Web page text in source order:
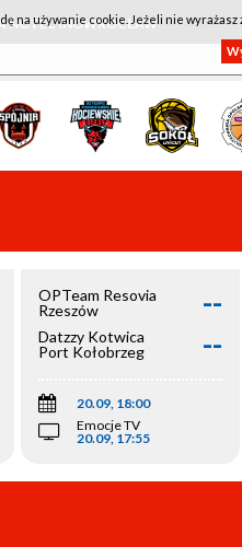
NOTEĆ INOWROCŁAW
OPTeam Resovia
Rzeszów
--
Datzzy Kotwica
Port Kołobrzeg
--
20.09, 18:00
Emocje TV
20.09, 17:55
na używanie cookie. Jeżeli nie wyrażasz